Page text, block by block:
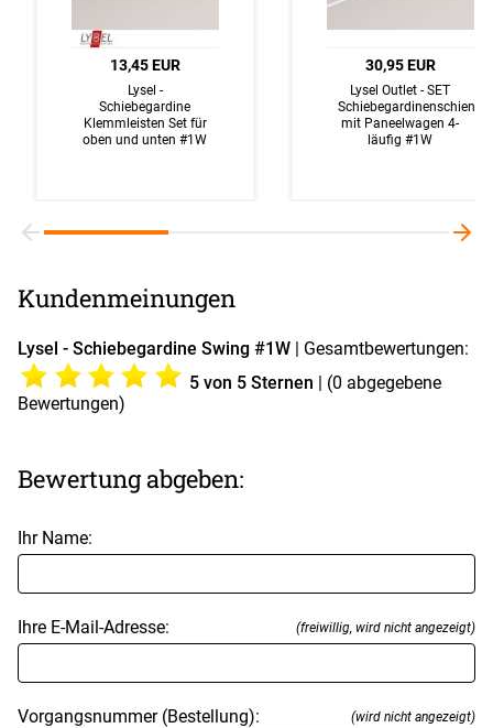
13,45 EUR
Lysel -
Schiebegardine
Klemmleisten Set für
oben und unten #1W
30,95 EUR
Lysel Outlet - SET
Schiebegardinenschiene
mit Paneelwagen 4-
läufig #1W
Kundenmeinungen
Lysel - Schiebegardine Swing #1W | Gesamtbewertungen:
5von 5 Sternen | (0 abgegebene
Bewertungen)
Bewertung abgeben:
Ihr Name:
Ihre E-Mail-Adresse: (freiwillig, wird nicht angezeigt)
Vorgangsnummer (Bestellung): (wird nicht angezeigt)